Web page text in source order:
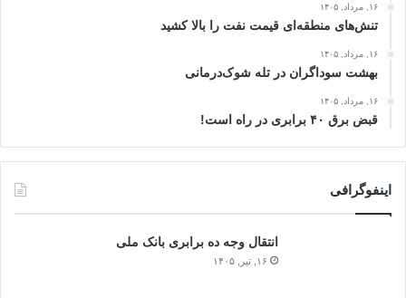
۱۶, مرداد, ۱۴۰۵
تنش‌های منطقه‌ای قیمت نفت را بالا کشید
۱۶, مرداد, ۱۴۰۵
بهشت سوداگران در تله شوک‌درمانی
۱۶, مرداد, ۱۴۰۵
قبض برق ۴۰ برابری در راه است!
اینفوگرافی
انتقال وجه ده برابری بانک ملی
۱۶, تیر, ۱۴۰۵